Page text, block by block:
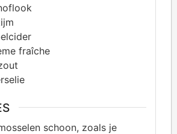
fraîche
schoon, zoals je